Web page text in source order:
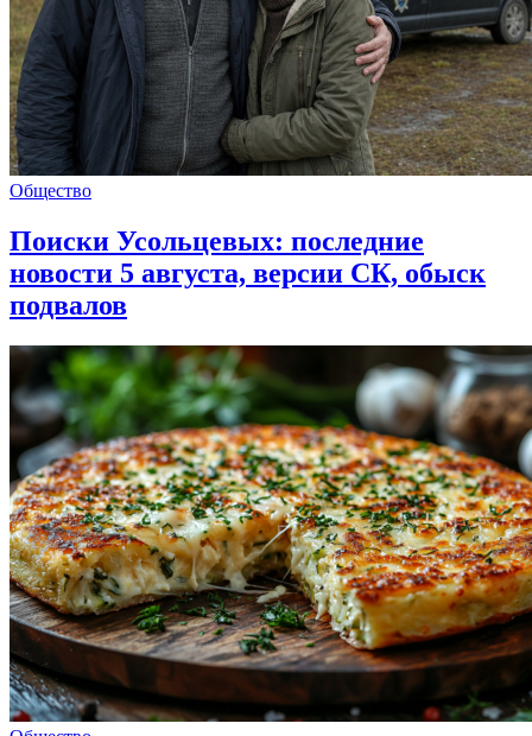
Общество
Поиски Усольцевых: последние
новости 5 августа, версии СК, обыск
подвалов